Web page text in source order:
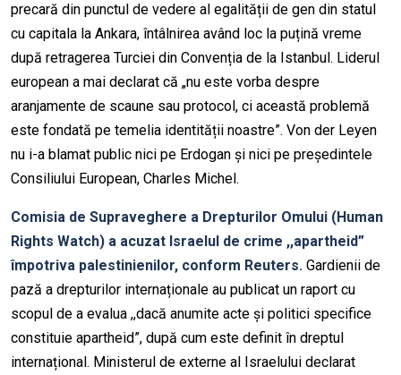
precară din punctul de vedere al egalității de gen din statul
cu capitala la Ankara, întâlnirea având loc la puțină vreme
după retragerea Turciei din Convenția de la Istanbul. Liderul
european a mai declarat că „nu este vorba despre
aranjamente de scaune sau protocol, ci această problemă
este fondată pe temelia identității noastre”. Von der Leyen
nu i-a blamat public nici pe Erdogan și nici pe președintele
Consiliului European, Charles Michel.
Comisia de Supraveghere a Drepturilor Omului (Human
Rights Watch) a acuzat Israelul de crime ,,apartheid”
împotriva palestinienilor, conform Reuters. Gardienii de
pază a drepturilor internaționale au publicat un raport cu
scopul de a evalua ,,dacă anumite acte și politici specifice
constituie apartheid”, după cum este definit în dreptul
internațional. Ministerul de externe al Israelului declarat